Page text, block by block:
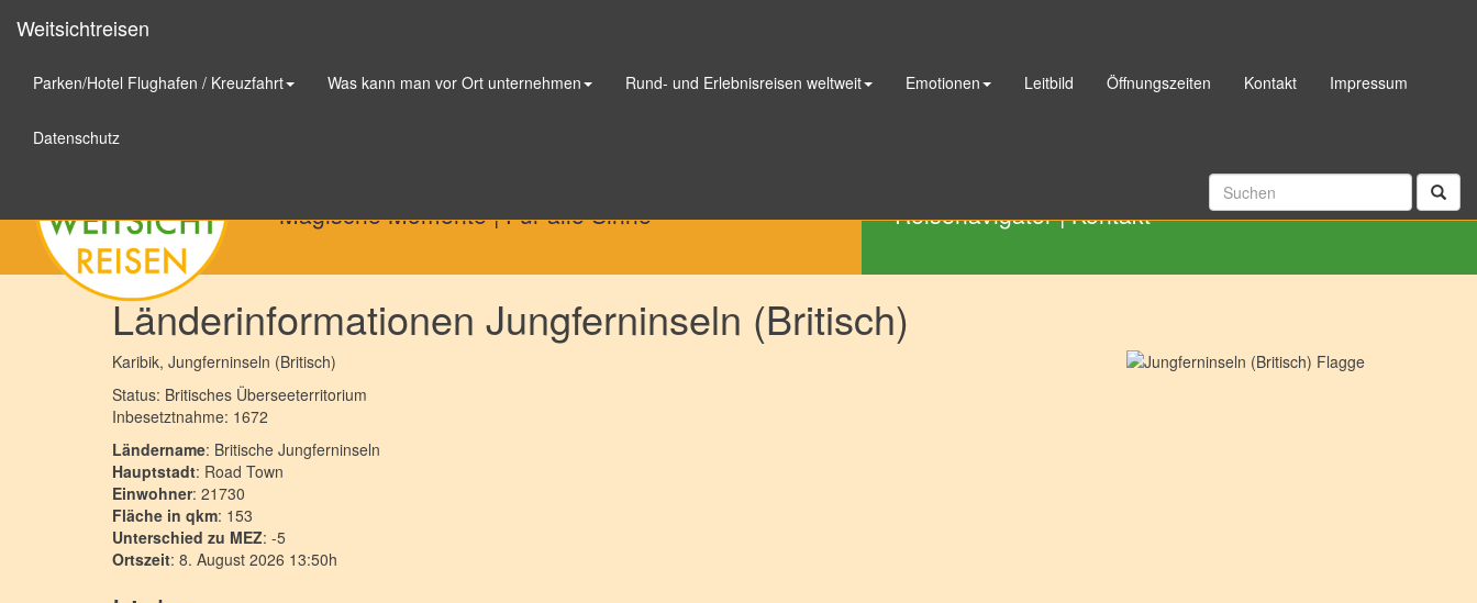
Magische Momente|Für alle Sinne Reisenavigator|Kontakt
Länderinformationen Jungferninseln (Britisch)
Karibik, Jungferninseln (Britisch)
Status: Britisches Überseeterritorium
Inbesetztnahme: 1672
Ländername: Britische Jungferninseln
Hauptstadt: Road Town
Einwohner: 21730
Fläche in qkm: 153
Unterschied zu MEZ: -5
Ortszeit: 8. August 2026 13:50h
Weitsichtreisen
Parken/Hotel Flughafen / Kreuzfahrt Was kann man vor Ort unternehmen Rund- und Erlebnisreisen weltweit Emotionen Leitbild Öffnungszeiten Kontakt Impressum
Datenschutz